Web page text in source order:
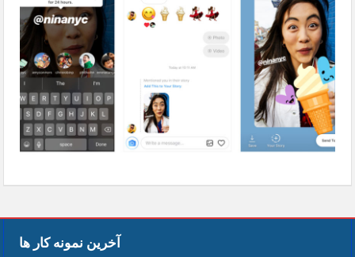
آخرین نمونه کار ها